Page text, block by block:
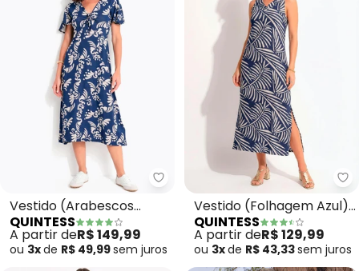
Quintess - Vestido (Arabescos
Vestido (Arabescos
Marinho) em Malha de
Viscose
QUINTESS
A partir deR$ 149,99
ou 3xde R$ 49,99sem juros
Vestido (Folhagem Azul)
em Malha de Viscose
QUINTESS
A partir deR$ 129,99
ou 3xde R$ 43,33sem juros